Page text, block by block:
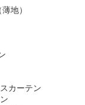
地）
カーテン